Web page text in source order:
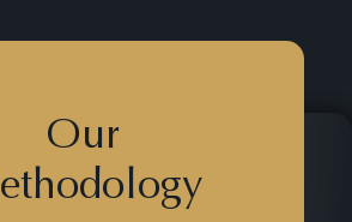
Our